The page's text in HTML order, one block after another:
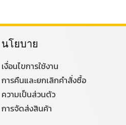
นโยบาย
เงื่อนไขการใช้งาน
การคืนและยกเลิกคำสั่งซื้อ
ความเป็นส่วนตัว
การจัดส่งสินค้า